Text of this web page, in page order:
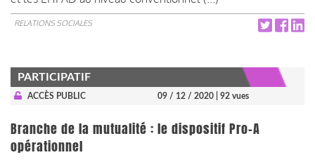
RELATIONS SOCIALES
PARTICIPATIF
ACCÈS PUBLIC 09 / 12 / 2020 | 92 vues
Branche de la mutualité : le dispositif Pro-A
opérationnel